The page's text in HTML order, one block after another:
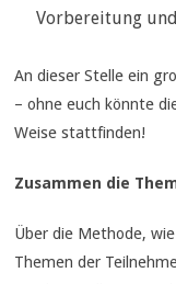
Vorbereitung
An dieser Stelle ein
– ohne euch könnte
Weise stattfinden!
Zusammen die
Über die Methode,
Themen der